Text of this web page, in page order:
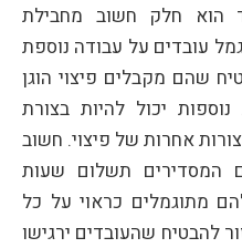
הוא חלק חשוב מחבילת
עובדים על עבודה נוספת
שהם מקבלים פיצוי הוגן
יכול להיות בצורת
אחרות של פיצוי. חשוב
המסדירים תשלום שעות
מתוגמלים כראוי על כל
להבטיח שהעובדים ירגישו